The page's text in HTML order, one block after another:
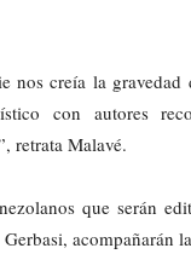
nos creía la
con autores
retrata Malavé.
que serán
acompañarán